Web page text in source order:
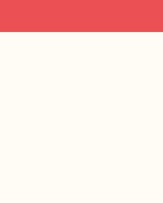
direct